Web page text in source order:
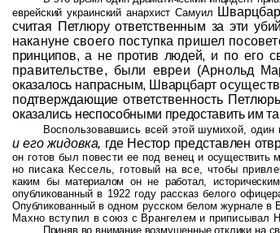
еврейский украинский анархист Самуил
считая Петлюру ответственным за эти
накануне своего поступка пришел
принципов, а не против людей, и по его
правительстве, были евреи (Арнольд
оказалось напрасным, Шварцбарт
подтверждающие ответственность
оказались неспособными предоставить им
Воспользовавшись всей этой шумихой,
и его жидовка, где Нестор представлен
он готов был повести ее под венец и осуществить
но писака Кессель, готовый на все, чтобы
каким бы материалом он не работал,
опубликованный в 1922 году рассказ белого
Опубликованный в одном русском белом журнале в
Махно вступил в союз с Врангелем и приписывал
Приняв во внимание возмущенные отклики на